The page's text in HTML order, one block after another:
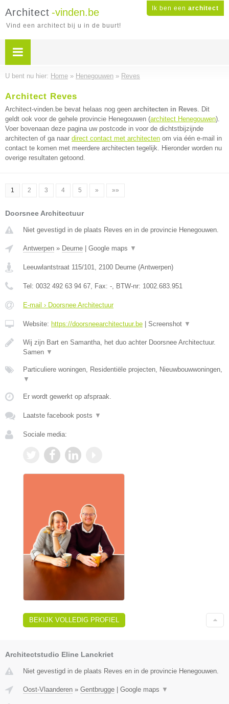
Ik ben een architect
Architect -vinden.be
Vind een architect bij u in de buurt!
U bent nu hier: Home » Henegouwen » Reves
Architect Reves
Architect-vinden.be bevat helaas nog geen architecten in Reves. Dit
geldt ook voor de gehele provincie Henegouwen (architect Henegouwen).
Voer bovenaan deze pagina uw postcode in voor de dichtstbijzijnde
architecten of ga naar direct contact met architecten om via één e-mail in
contact te komen met meerdere architecten tegelijk. Hieronder worden nu
overige resultaten getoond.
1 2 3 4 5 » »»
Doorsnee Architectuur
Niet gevestigd in de plaats Reves en in de provincie Henegouwen.
Antwerpen » Deurne Google maps ▼
Leeuwlantstraat 115/101, 2100 Deurne (Antwerpen)
Tel: 0032 492 63 94 67, Fax: -, BTW-nr: 1002.683.951
E-mail › Doorsnee Architectuur
Website: https://doorsneearchitectuur.be Screenshot ▼
Wij zijn Bart en Samantha, het duo achter Doorsnee Architectuur.
Samen ▼
Particuliere woningen, Residentiële projecten, Nieuwbouwwoningen,
▼
Er wordt gewerkt op afspraak.
Laatste facebook posts ▼
Sociale media:
BEKIJK VOLLEDIG PROFIEL
Architectstudio Eline Lanckriet
Niet gevestigd in de plaats Reves en in de provincie Henegouwen.
Oost-Vlaanderen » Gentbrugge Google maps ▼